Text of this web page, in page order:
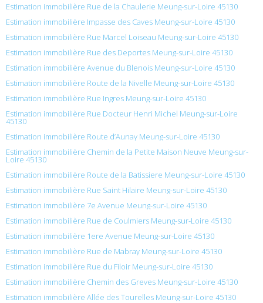
Estimation immobilière Rue de la Chaulerie Meung-sur-Loire 45130
Estimation immobilière Impasse des Caves Meung-sur-Loire 45130
Estimation immobilière Rue Marcel Loiseau Meung-sur-Loire 45130
Estimation immobilière Rue des Deportes Meung-sur-Loire 45130
Estimation immobilière Avenue du Blenois Meung-sur-Loire 45130
Estimation immobilière Route de la Nivelle Meung-sur-Loire 45130
Estimation immobilière Rue Ingres Meung-sur-Loire 45130
Estimation immobilière Rue Docteur Henri Michel Meung-sur-Loire
45130
Estimation immobilière Route d’Aunay Meung-sur-Loire 45130
Estimation immobilière Chemin de la Petite Maison Neuve Meung-sur-
Loire 45130
Estimation immobilière Route de la Batissiere Meung-sur-Loire 45130
Estimation immobilière Rue Saint Hilaire Meung-sur-Loire 45130
Estimation immobilière 7e Avenue Meung-sur-Loire 45130
Estimation immobilière Rue de Coulmiers Meung-sur-Loire 45130
Estimation immobilière 1ere Avenue Meung-sur-Loire 45130
Estimation immobilière Rue de Mabray Meung-sur-Loire 45130
Estimation immobilière Rue du Filoir Meung-sur-Loire 45130
Estimation immobilière Chemin des Greves Meung-sur-Loire 45130
Estimation immobilière Allée des Tourelles Meung-sur-Loire 45130